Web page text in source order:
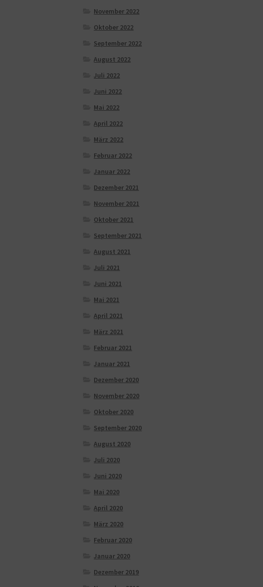
November 2022
Oktober 2022
September 2022
August 2022
Juli 2022
Juni 2022
Mai 2022
April 2022
März 2022
Februar 2022
Januar 2022
Dezember 2021
November 2021
Oktober 2021
September 2021
August 2021
Juli 2021
Juni 2021
Mai 2021
April 2021
März 2021
Februar 2021
Januar 2021
Dezember 2020
November 2020
Oktober 2020
September 2020
August 2020
Juli 2020
Juni 2020
Mai 2020
April 2020
März 2020
Februar 2020
Januar 2020
Dezember 2019